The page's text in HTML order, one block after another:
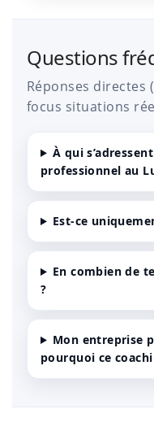
Questions
Réponses directes
focus situations
À qui
professionnel au
Est-ce
En combien de
?
Mon entreprise
pourquoi ce